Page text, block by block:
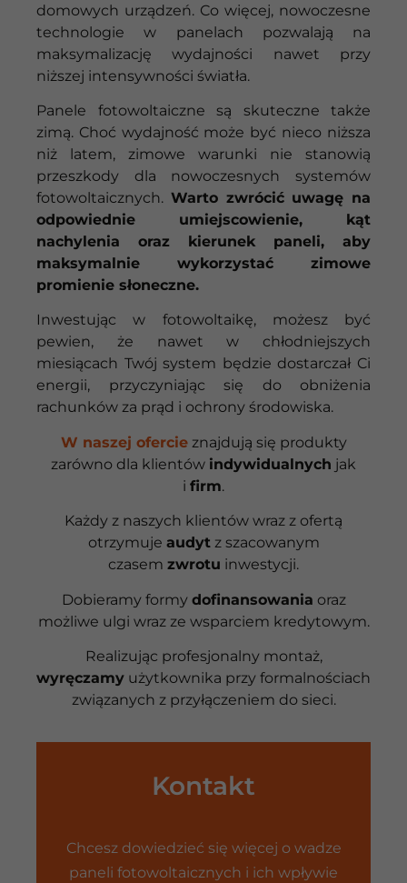
domowych urządzeń. Co więcej, nowoczesne
technologie w panelach pozwalają na
maksymalizację wydajności nawet przy
niższej intensywności światła.
Panele fotowoltaiczne są skuteczne także
zimą. Choć wydajność może być nieco niższa
niż latem, zimowe warunki nie stanowią
przeszkody dla nowoczesnych systemów
fotowoltaicznych. Warto zwrócić uwagę na
odpowiednie umiejscowienie, kąt
nachylenia oraz kierunek paneli, aby
maksymalnie wykorzystać zimowe
promienie słoneczne.
Inwestując w fotowoltaikę, możesz być
pewien, że nawet w chłodniejszych
miesiącach Twój system będzie dostarczał Ci
energii, przyczyniając się do obniżenia
rachunków za prąd i ochrony środowiska.
W naszej ofercieznajdują się produkty
zarówno dla klientów indywidualnych jak
i firm.
Każdy z naszych klientów wraz z ofertą
otrzymuje audytz szacowanym
czasem zwrotu inwestycji.
Dobieramy formy dofinansowania oraz
możliwe ulgi wraz ze wsparciem kredytowym.
Realizując profesjonalny montaż,
wyręczamy użytkownika przy formalnościach
związanych z przyłączeniem do sieci.
Kontakt
Chcesz dowiedzieć się więcej o wadze
paneli fotowoltaicznych i ich wpływie